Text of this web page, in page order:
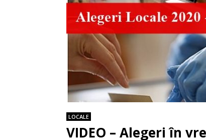
LOCALE
VIDEO – Alegeri în